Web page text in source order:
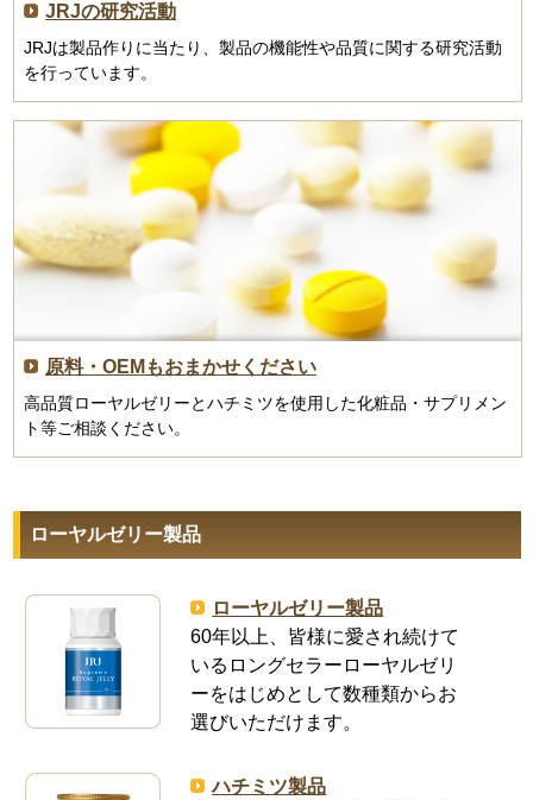
JRJの研究活動
JRJは製品作りに当たり、製品の機能性や品質に関する研究活動
を行っています。
原料・OEMもおまかせください
高品質ローヤルゼリーとハチミツを使用した化粧品・サプリメン
ト等ご相談ください。
ローヤルゼリー製品
ローヤルゼリー製品
60年以上、皆様に愛され続けて
いるロングセラーローヤルゼリ
ーをはじめとして数種類からお
選びいただけます。
ハチミツ製品